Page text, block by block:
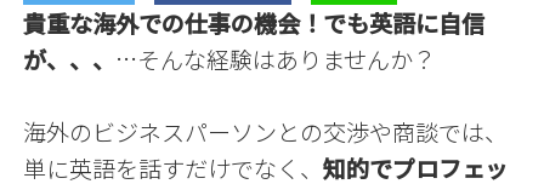
貴重な海外での仕事の機会！でも英語に自信
が、、、 …そんな経験はありませんか？
海外のビジネスパーソンとの交渉や商談では、
単に英語を話すだけでなく、知的でプロフェッ